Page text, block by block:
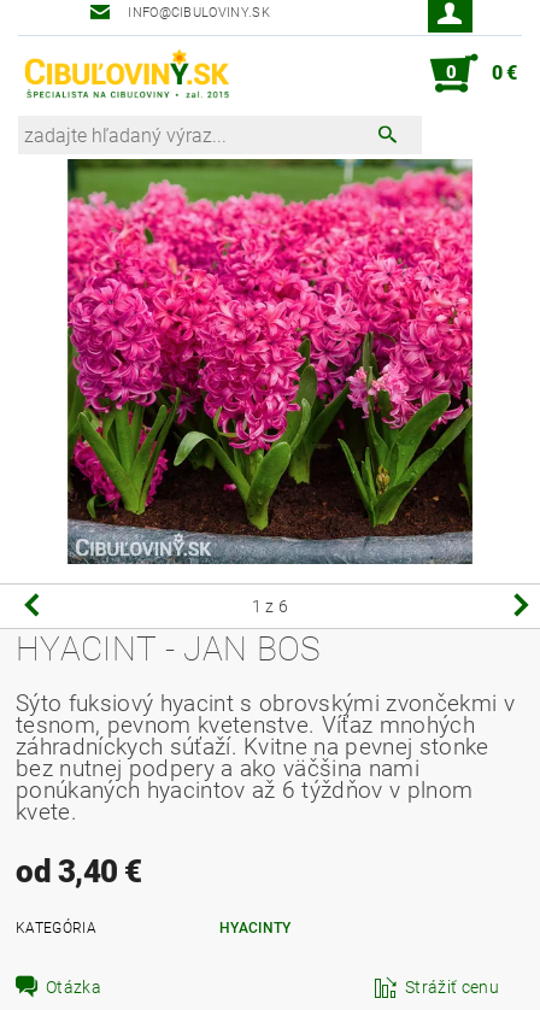
INFO@CIBULOVINY.SK
0 0 €
1 z 6
HYACINT - JAN BOS
Sýto fuksiový hyacint s obrovskými zvončekmi v
tesnom, pevnom kvetenstve. Víťaz mnohých
záhradníckych súťaží. Kvitne na pevnej stonke
bez nutnej podpery a ako väčšina nami
ponúkaných hyacintov až 6 týždňov v plnom
kvete.
od 3,40 €
KATEGÓRIA HYACINTY
Otázka Strážiť cenu
Robot zahradník Peter